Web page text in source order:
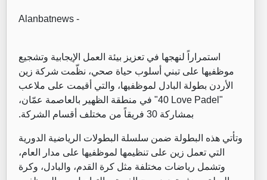
Alanbatnews -
استمراراً لنهجها في تعزيز بيئة العمل الإيجابية وتشجيع
موظفيها على تبني أسلوب حياة صحي، نظّمت شركة زين
الأردن بطولة البادل لموظفيها، والتي أقيمت على ملاعب
"
40 Love Padel" في منطقة الظهير بالعاصمة عمّان،
بمشاركة 30 فريقاً من مختلف أقسام الشركة
.
وتأتي هذه البطولة ضمن سلسلة البطولات الرياضية الدورية
التي تعمل زين على تنظيمها لموظفيها على مدار العام،
وتشمل رياضات مختلفة مثل كرة القدم، والبادل، وكرة